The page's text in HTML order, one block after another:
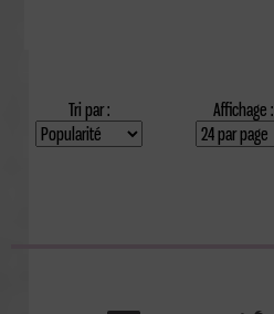
Tri par : Affichage :